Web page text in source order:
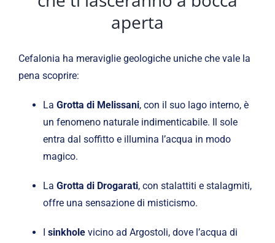
aperta
Cefalonia ha meraviglie geologiche uniche che vale la
pena scoprire:
La Grotta di Melissani, con il suo lago interno, è
un fenomeno naturale indimenticabile. Il sole
entra dal soffitto e illumina l’acqua in modo
magico.
La Grotta di Drogarati, con stalattiti e stalagmiti,
offre una sensazione di misticismo.
sinkholevicino ad Argostoli, dove l’acqua di